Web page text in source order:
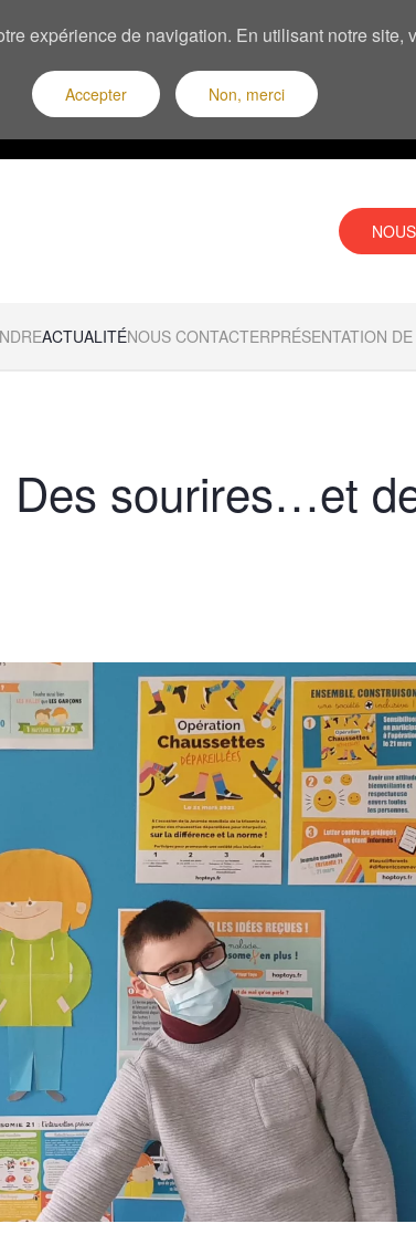
expérience de navigation. En utilisant notre site,
Accepter Non, merci
ACTUALITÉNOUS CONTACTERPRÉSENTATION
Des sourires…et